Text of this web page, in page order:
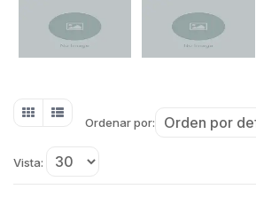
Ordenar por:
Vista: